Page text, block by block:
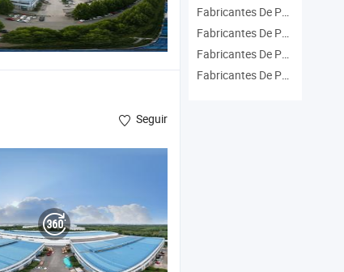
Seguir
Fabricantes De Panel De Plástico
Fabricantes De Panel De Decoración
Fabricantes De Panel De Pvc Plástico
Fabricantes De Panel De Pared De Plástico